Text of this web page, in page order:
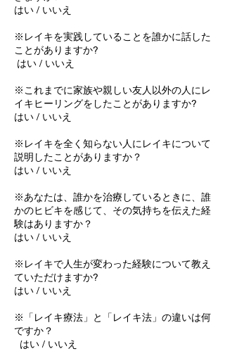
はい / いいえ
※レイキを実践していることを誰かに話した
ことがありますか?
はい / いいえ
※これまでに家族や親しい友人以外の人にレ
イキヒーリングをしたことがありますか?
はい / いいえ
※レイキを全く知らない人にレイキについて
説明したことがありますか？
はい / いいえ
※あなたは、誰かを治療しているときに、誰
かのヒビキを感じて、その気持ちを伝えた経
験はありますか？
はい / いいえ
※レイキで人生が変わった経験について教え
ていただけますか?
はい / いいえ
※「レイキ療法」と「レイキ法」の違いは何
ですか？
はい / いいえ